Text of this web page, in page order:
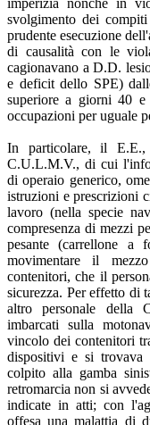
svolgimento dei
prudente esecuzione
di causalità con le
cagionavano a D.D.
e deficit dello SPE)
superiore a giorni 40 e
occupazioni per uguale
In particolare, il E.E.,
C.U.L.M.V., di cui
di operaio generico,
istruzioni e prescrizioni
lavoro (nella specie
compresenza di mezzi
pesante (carrellone a
movimentare il
contenitori, che il
sicurezza. Per effetto di
altro personale della
imbarcati sulla
vincolo dei contenitori
dispositivi e si trovava
colpito alla gamba
retromarcia non si
indicate in atti; con
offesa una malattia di